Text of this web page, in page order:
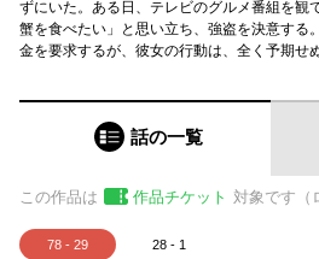
ずにいた。ある日、テレビのグルメ番組を観
蟹を食べたい」と思い立ち、強盗を決意する
金を要求するが、彼女の行動は、全く予期せ
話の一覧
この作品は 作品チケット 対象です（
78 - 29 28 - 1